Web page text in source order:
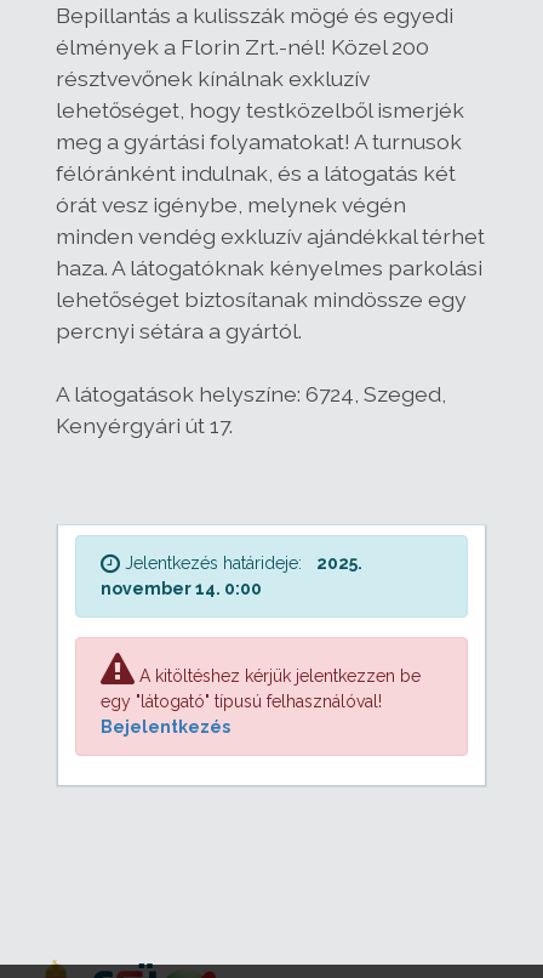
Bepillantás a kulisszák mögé és egyedi
élmények a Florin Zrt.-nél! Közel 200
résztvevőnek kínálnak exkluzív
lehetőséget, hogy testközelből ismerjék
meg a gyártási folyamatokat! A turnusok
félóránként indulnak, és a látogatás két
órát vesz igénybe, melynek végén
minden vendég exkluzív ajándékkal térhet
haza. A látogatóknak kényelmes parkolási
lehetőséget biztosítanak mindössze egy
percnyi sétára a gyártól.
A látogatások helyszíne: 6724, Szeged,
Kenyérgyári út 17.
Jelentkezés határideje:
2025.
november 14. 0:00
A kitöltéshez kérjük jelentkezzen be
egy "látogató" típusú felhasználóval!
Bejelentkezés